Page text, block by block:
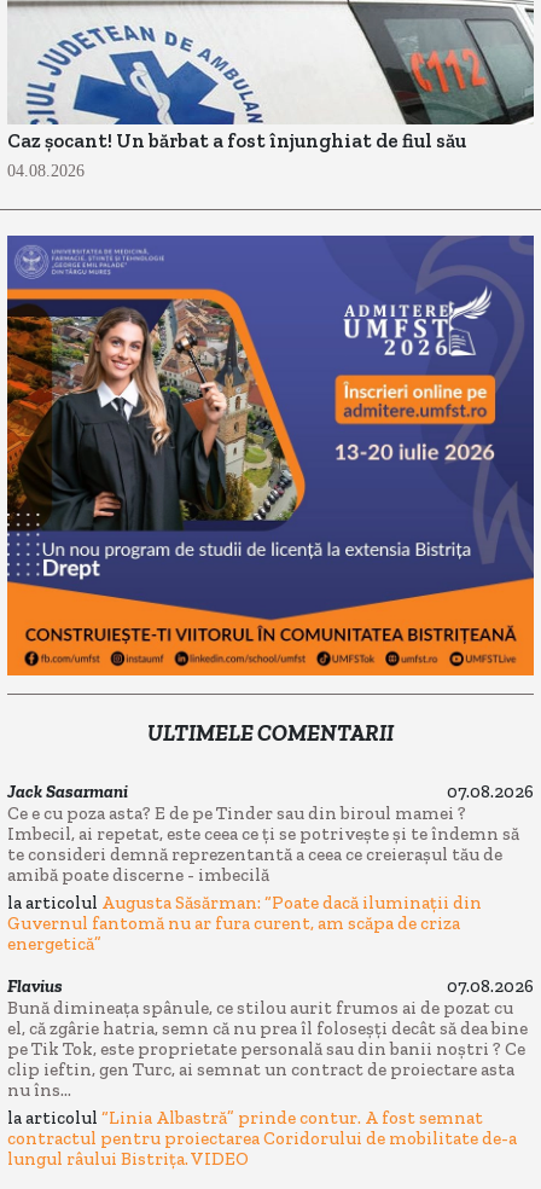
Caz șocant! Un bărbat a fost înjunghiat de fiul său
04.08.2026
ULTIMELE COMENTARII
Jack Sasarmani
07.08.2026
Ce e cu poza asta? E de pe Tinder sau din biroul mamei ?
Imbecil, ai repetat, este ceea ce ți se potrivește și te îndemn să
te consideri demnă reprezentantă a ceea ce creierașul tău de
amibă poate discerne - imbecilă
la articolul Augusta Săsărman: “Poate dacă iluminații din
Guvernul fantomă nu ar fura curent, am scăpa de criza
energetică”
Flavius
07.08.2026
Bună dimineața spânule, ce stilou aurit frumos ai de pozat cu
el, că zgârie hatria, semn că nu prea îl foloseșți decât să dea bine
pe Tik Tok, este proprietate personală sau din banii noștri ? Ce
clip ieftin, gen Turc, ai semnat un contract de proiectare asta
nu îns...
la articolul “Linia Albastră” prinde contur. A fost semnat
contractul pentru proiectarea Coridorului de mobilitate de-a
lungul râului Bistrița. VIDEO